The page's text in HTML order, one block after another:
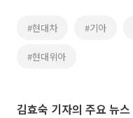
#현대차 #기아
#현대위아
김효숙 기자의 주요 뉴스